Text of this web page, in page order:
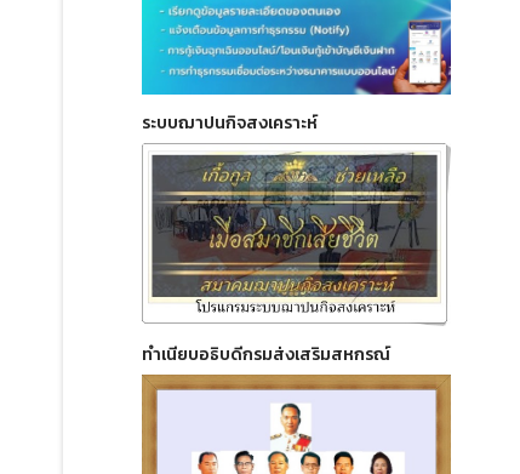
ระบบฌาปนกิจสงเคราะห์
ทำเนียบอธิบดีกรมส่งเสริมสหกรณ์